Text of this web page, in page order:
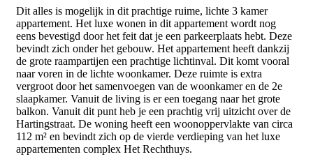
Dit alles is mogelijk in dit prachtige ruime, lichte 3 kamer
appartement. Het luxe wonen in dit appartement wordt nog
eens bevestigd door het feit dat je een parkeerplaats hebt. Deze
bevindt zich onder het gebouw. Het appartement heeft dankzij
de grote raampartijen een prachtige lichtinval. Dit komt vooral
naar voren in de lichte woonkamer. Deze ruimte is extra
vergroot door het samenvoegen van de woonkamer en de 2e
slaapkamer. Vanuit de living is er een toegang naar het grote
balkon. Vanuit dit punt heb je een prachtig vrij uitzicht over de
Hartingstraat. De woning heeft een woonoppervlakte van circa
112 m² en bevindt zich op de vierde verdieping van het luxe
appartementen complex Het Rechthuys.